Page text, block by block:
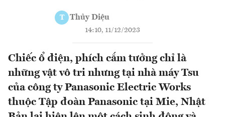
T Thủy Diệu
14:10, 11/12/2023
Chiếc ổ điện, phích cắm tưởng chỉ là
những vật vô tri nhưng tại nhà máy Tsu
của công ty Panasonic Electric Works
thuộc Tập đoàn Panasonic tại Mie, Nhật